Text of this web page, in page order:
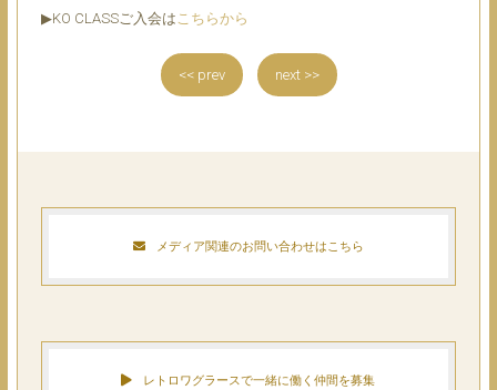
▶︎KO CLASSご入会はこちらから
<< prev next >>
メディア関連のお問い合わせはこちら
レトロワグラースで一緒に働く仲間を募集